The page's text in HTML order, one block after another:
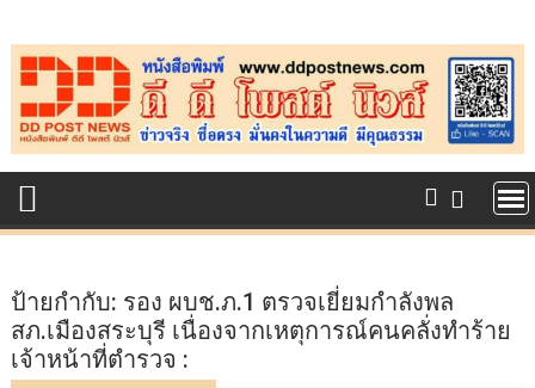
to
content
ป้ายกำกับ: รอง ผบช.ภ.1 ตรวจเยี่ยมกำลังพล
สภ.เมืองสระบุรี เนื่องจากเหตุการณ์คนคลั่งทำร้าย
เจ้าหน้าที่ตำรวจ :